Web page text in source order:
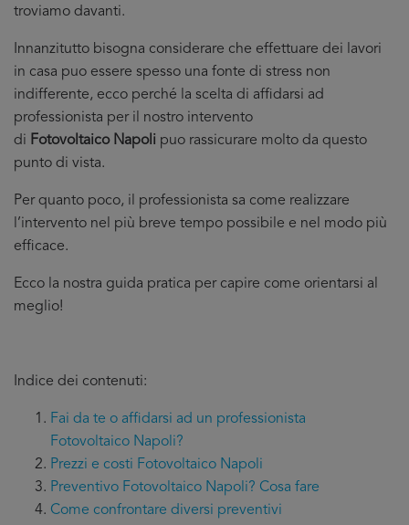
troviamo davanti.
Innanzitutto bisogna considerare che effettuare dei lavori
in casa puo essere spesso una fonte di stress non
indifferente, ecco perché la scelta di affidarsi ad
professionista per il nostro intervento
di Fotovoltaico Napoli puo rassicurare molto da questo
punto di vista.
Per quanto poco, il professionista sa come realizzare
l’intervento nel più breve tempo possibile e nel modo più
efficace.
Ecco la nostra guida pratica per capire come orientarsi al
meglio!
Indice dei contenuti:
Fai da te o affidarsi ad un professionista
Fotovoltaico Napoli?
Prezzi e costi Fotovoltaico Napoli
Preventivo Fotovoltaico Napoli? Cosa fare
Come confrontare diversi preventivi